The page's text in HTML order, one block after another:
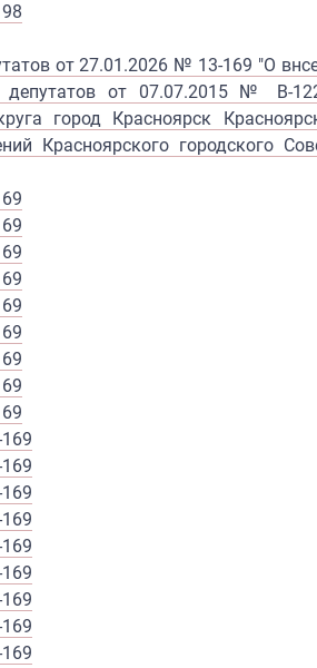
от 27.01.2026 № 13-169 "О
депутатов от 07.07.2015 № В-
город Красноярск
Красноярского городского